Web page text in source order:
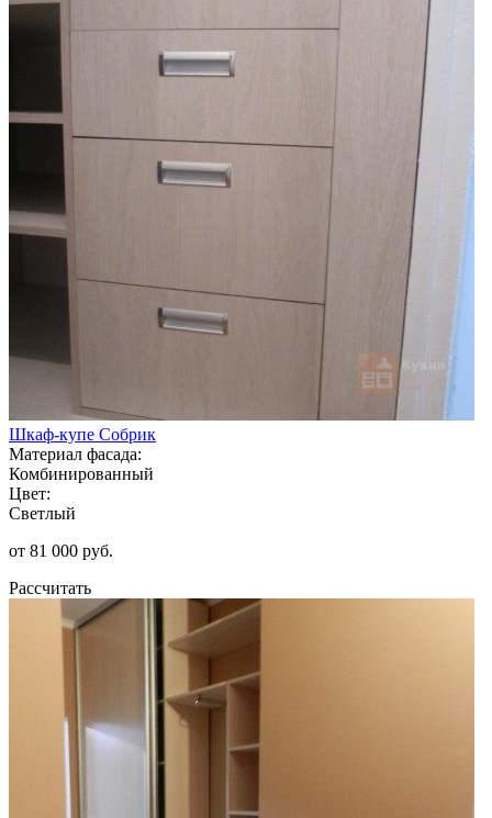
Шкаф-купе Собрик
Материал фасада:
Комбинированный
Цвет:
Светлый
от 81 000 руб.
Рассчитать